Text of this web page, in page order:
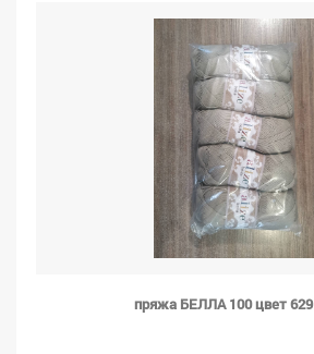
пряжа БЕЛЛА 100 цвет